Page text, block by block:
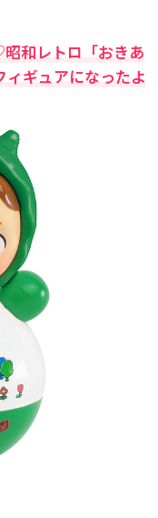
和レトロ「おきあ
ギュアになったよ